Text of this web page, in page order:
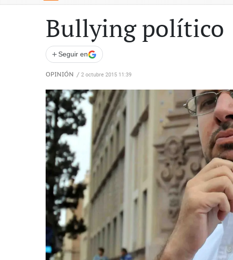
Bullying político
+ Seguir en
OPINIÓN / 2 octubre 2015 11:39